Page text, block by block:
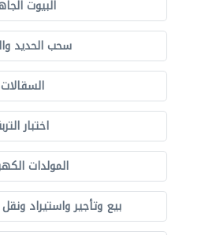
البيوت
سحب الحديد
السقالات
اختبار
المولدات
بيع وتأجير واستيراد